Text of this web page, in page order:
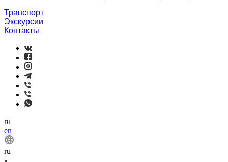
Транспорт
Экскурсии
Контакты
ru
en
ru